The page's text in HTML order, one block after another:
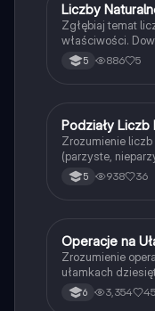
Matematyka
Liczby
Zgłębiaj temat
właściwości.
matematyce,
życiu oraz jak są
5 886 5
Matematyka
Podziały Liczb
Zrozumienie
(parzyste,
podzielności.
parzyste i
5 938 36
Matematyka
Operacje na
Zrozumienie
ułamkach
odejmowania,
liczb
6 3,354 45